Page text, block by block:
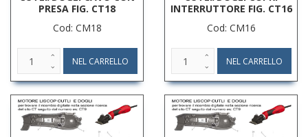
PRESA FIG. CT18
Cod: CM18
INTERRUTTORE FIG. CT16
Cod: CM16